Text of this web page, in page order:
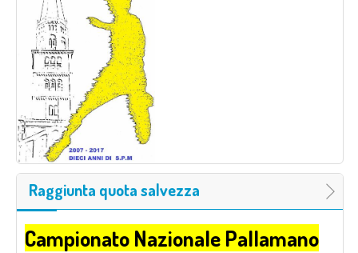
Raggiunta quota salvezza
Campionato Nazionale Pallamano